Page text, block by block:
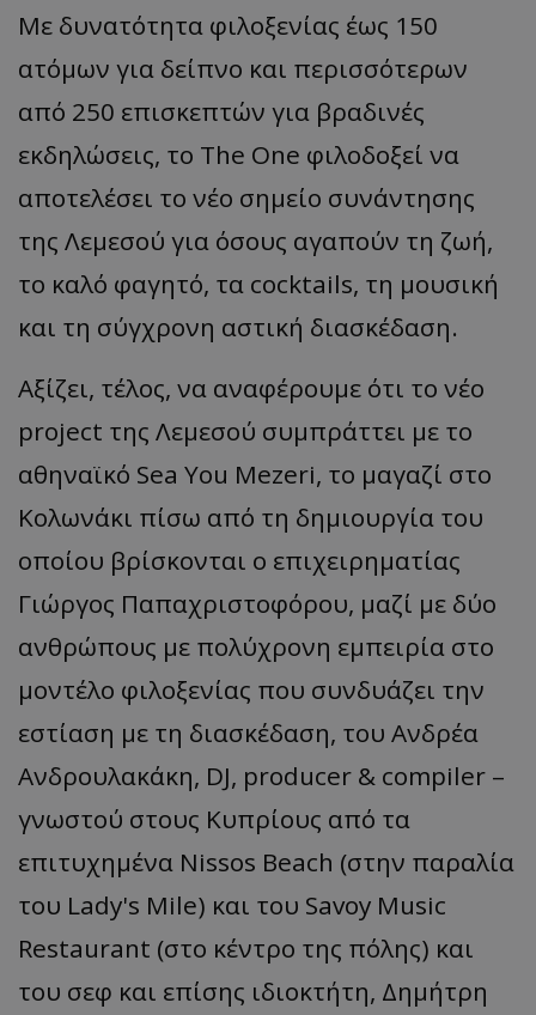
Με δυνατότητα φιλοξενίας έως 150
ατόμων για δείπνο και περισσότερων
από 250 επισκεπτών για βραδινές
εκδηλώσεις, το The One φιλοδοξεί να
αποτελέσει το νέο σημείο συνάντησης
της Λεμεσού για όσους αγαπούν τη ζωή,
το καλό φαγητό, τα cocktails, τη μουσική
και τη σύγχρονη αστική διασκέδαση.
Aξίζει, τέλος, να αναφέρουμε ότι το νέο
project της Λεμεσού συμπράττει με το
αθηναϊκό Sea You Mezeri, το μαγαζί στο
Κολωνάκι πίσω από τη δημιουργία του
οποίου βρίσκονται ο επιχειρηματίας
Γιώργος Παπαχριστοφόρου, μαζί με δύο
ανθρώπους με πολύχρονη εμπειρία στο
μοντέλο φιλοξενίας που συνδυάζει την
εστίαση με τη διασκέδαση, του Ανδρέα
Ανδρουλακάκη, DJ, producer & compiler –
γνωστού στους Κυπρίους από τα
επιτυχημένα Nissos Beach (στην παραλία
του Lady's Mile) και του Savoy Music
Restaurant (στο κέντρο της πόλης) και
του σεφ και επίσης ιδιοκτήτη, Δημήτρη